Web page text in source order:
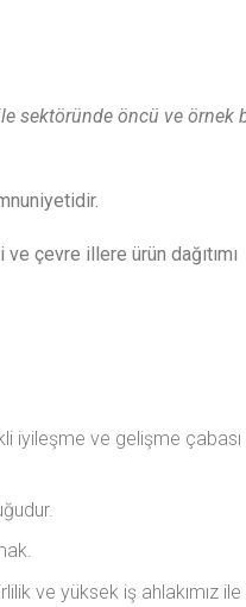
sektöründe öncü ve örnek
çevre illere ürün dağıtımı
iyileşme ve gelişme çabası
ve yüksek iş ahlakımız ile